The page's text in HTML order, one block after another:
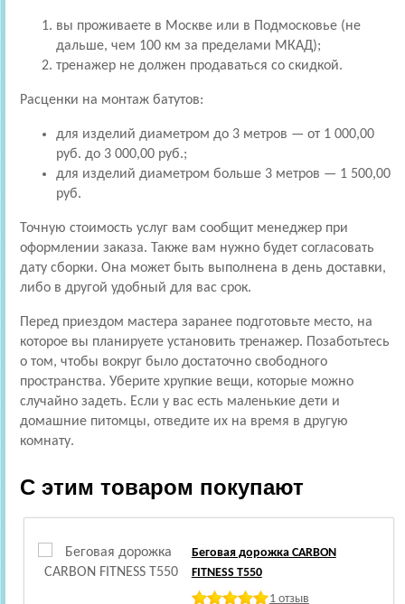
вы проживаете в Москве или в Подмосковье (не
дальше, чем 100 км за пределами МКАД);
тренажер не должен продаваться со скидкой.
Расценки на монтаж батутов:
для изделий диаметром до 3 метров — от 1 000,00
руб. до 3 000,00 руб.;
для изделий диаметром больше 3 метров — 1 500,00
руб.
Точную стоимость услуг вам сообщит менеджер при
оформлении заказа. Также вам нужно будет согласовать
дату сборки. Она может быть выполнена в день доставки,
либо в другой удобный для вас срок.
Перед приездом мастера заранее подготовьте место, на
которое вы планируете установить тренажер. Позаботьтесь
о том, чтобы вокруг было достаточно свободного
пространства. Уберите хрупкие вещи, которые можно
случайно задеть. Если у вас есть маленькие дети и
домашние питомцы, отведите их на время в другую
комнату.
С этим товаром покупают
Беговая дорожка CARBON
FITNESS T550
1 отзыв